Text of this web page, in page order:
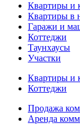
Квартиры и
Квартиры в
Гаражи и
Коттеджи
Таунхаусы
Участки
Квартиры и
Коттеджи
Продажа
Аренда